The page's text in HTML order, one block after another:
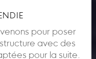
pour poser
avec des
pour la suite.